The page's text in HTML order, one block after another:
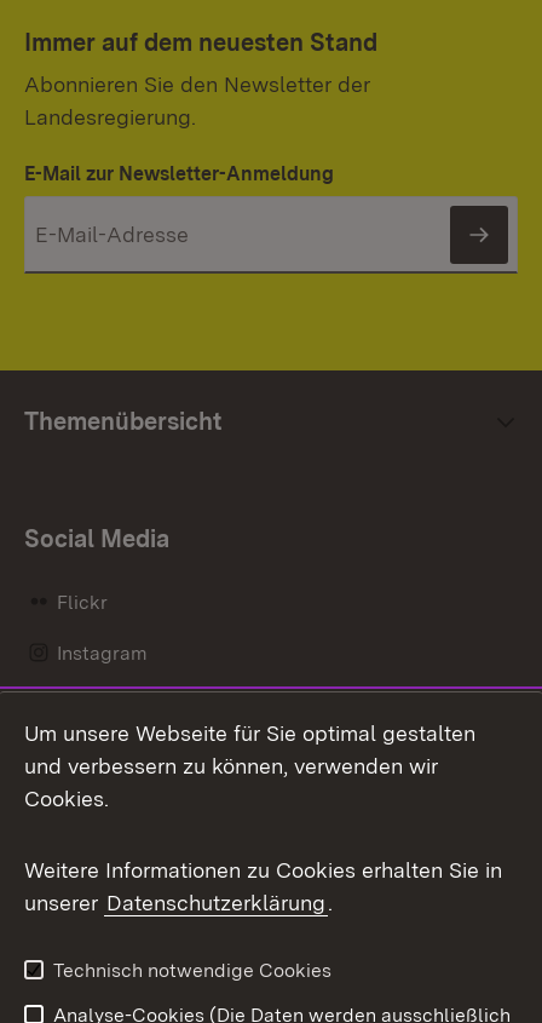
Immer auf dem neuesten Stand
Abonnieren Sie den Newsletter der
Landesregierung.
E-Mail zur Newsletter-Anmeldung
Themenübersicht
Social Media
Flickr
Instagram
Mastodon
Messenger
Social Wall
X / Twitter
Youtube
Um unsere Webseite für Sie optimal gestalten
und verbessern zu können, verwenden wir
Cookies.
Weitere Informationen zu Cookies erhalten Sie in
unserer Datenschutzerklärung.
Technisch notwendige Cookies
Analyse-Cookies (Die Daten werden ausschließlich